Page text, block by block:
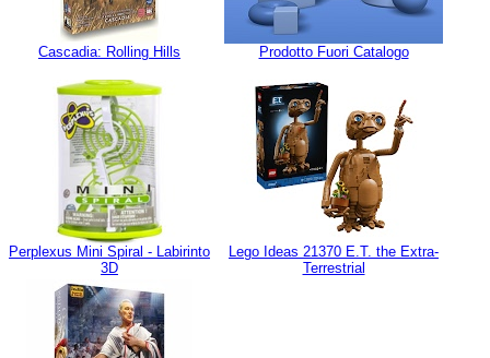
Cascadia: Rolling Hills Prodotto Fuori Catalogo
Perplexus Mini Spiral - Labirinto
3D
Lego Ideas 21370 E.T. the Extra-
Terrestrial